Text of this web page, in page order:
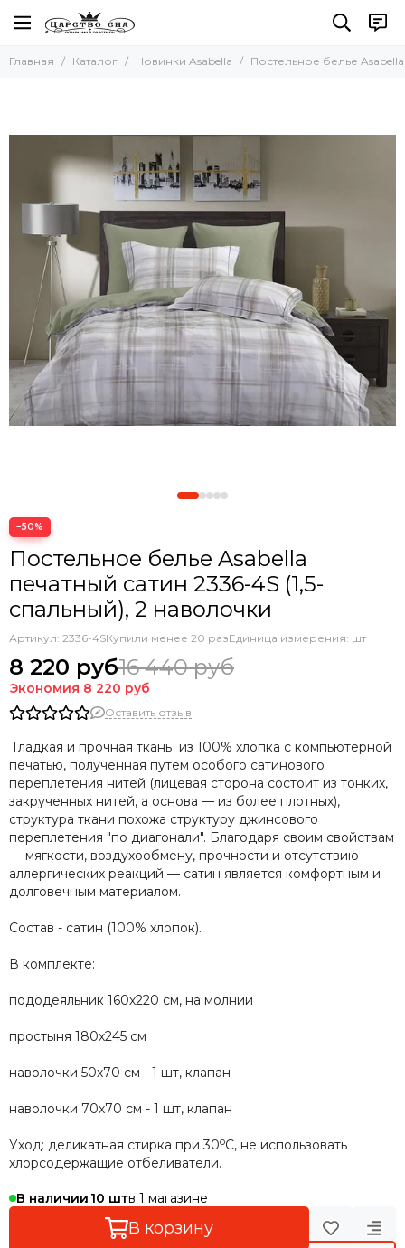
Главная Каталог Новинки Asabella Постельное белье
−50%
Постельное белье Asabella
печатный сатин 2336-4S (1,5-
спальный), 2 наволочки
Артикул: 2336-4SКупили менее 20 разЕдиница измерения: шт
8 220 руб16 440 руб
Экономия 8 220 руб
Оставить отзыв
Гладкая и прочная ткань из 100% хлопка с компьютерной
печатью, полученная путем особого сатинового
переплетения нитей (лицевая сторона состоит из тонких,
закрученных нитей, а основа — из более плотных),
структура ткани похожа структуру джинсового
переплетения "по диагонали". Благодаря своим свойствам
— мягкости, воздухообмену, прочности и отсутствию
аллергических реакций — сатин является комфортным и
долговечным материалом.
Состав - сатин (100% хлопок).
В комплекте:
пододеяльник 160х220 см, на молнии
простыня 180х245 см
наволочки 50х70 см - 1 шт, клапан
наволочки 70х70 см - 1 шт, клапан
Уход: деликатная стирка при 30оС, не использовать
хлорсодержащие отбеливатели.
В наличии 10 в 1 магазине
В корзину